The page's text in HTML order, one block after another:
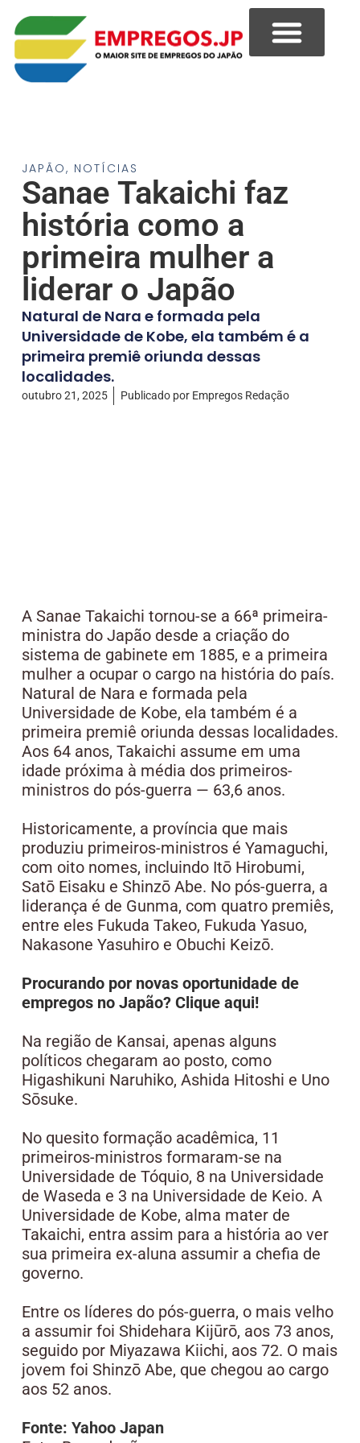
JAPÃO, NOTÍCIAS
Sanae Takaichi faz
história como a
primeira mulher a
liderar o Japão
Natural de Nara e formada pela
Universidade de Kobe, ela também é a
primeira premiê oriunda dessas
localidades.
outubro 21, 2025 Publicado porEmpregos Redação
A Sanae Takaichi tornou-se a 66ª primeira-
ministra do Japão desde a criação do
sistema de gabinete em 1885, e a primeira
mulher a ocupar o cargo na história do país.
Natural de Nara e formada pela
Universidade de Kobe, ela também é a
primeira premiê oriunda dessas localidades.
Aos 64 anos, Takaichi assume em uma
idade próxima à média dos primeiros-
ministros do pós-guerra — 63,6 anos.
Historicamente, a província que mais
produziu primeiros-ministros é Yamaguchi,
com oito nomes, incluindo Itō Hirobumi,
Satō Eisaku e Shinzō Abe. No pós-guerra, a
liderança é de Gunma, com quatro premiês,
entre eles Fukuda Takeo, Fukuda Yasuo,
Nakasone Yasuhiro e Obuchi Keizō.
Procurando por novas oportunidade de
empregos no Japão? Clique aqui!
Na região de Kansai, apenas alguns
políticos chegaram ao posto, como
Higashikuni Naruhiko, Ashida Hitoshi e Uno
Sōsuke.
No quesito formação acadêmica, 11
primeiros-ministros formaram-se na
Universidade de Tóquio, 8 na Universidade
de Waseda e 3 na Universidade de Keio. A
Universidade de Kobe, alma mater de
Takaichi, entra assim para a história ao ver
sua primeira ex-aluna assumir a chefia de
governo.
Entre os líderes do pós-guerra, o mais velho
a assumir foi Shidehara Kijūrō, aos 73 anos,
seguido por Miyazawa Kiichi, aos 72. O mais
jovem foi Shinzō Abe, que chegou ao cargo
aos 52 anos.
Fonte: Yahoo Japan